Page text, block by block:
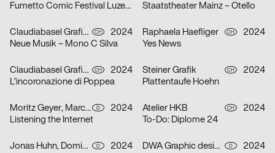
Fumetto Comic Festival Luzern
Staatstheater Mainz – Otello
Claudiabasel Grafik + Interaktion CH
2024
Neue Musik – Mono C Silva
Raphaela Haefliger CH
2024
Yes News
Claudiabasel Grafik + Interaktion CH
2024
L’incoronazione di Poppea
Steiner Grafik CH
2024
Plattentaufe Hoehn
Moritz Geyer, Marc Roecker D
2024
Listening the Internet
Atelier HKB CH
2024
To-Do: Diplome 24
Jonas Huhn, Dominik Keller, Michael Satter D
2024
DWA Graphic design department D
2024